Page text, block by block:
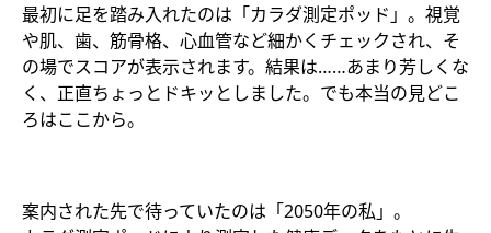
最初に足を踏み入れたのは「カラダ測定ポッド」。視覚
や肌、歯、筋骨格、心血管など細かくチェックされ、そ
の場でスコアが表示されます。結果は……あまり芳しくな
く、正直ちょっとドキッとしました。でも本当の見どこ
ろはここから。
案内された先で待っていたのは「2050年の私」。